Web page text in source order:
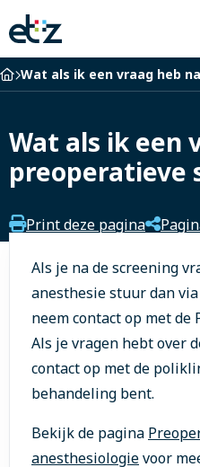
Elisabeth-
TweeSteden
Ziekenhuis
Home
Wat als ik een vraag heb
Wat als ik een
preoperatieve
Print deze pagina
Als je na de screening
anesthesie stuur dan via
neem contact op met de
Als je vragen hebt over
contact op met de
behandeling bent.
Bekijk de pagina
anesthesiologievoor